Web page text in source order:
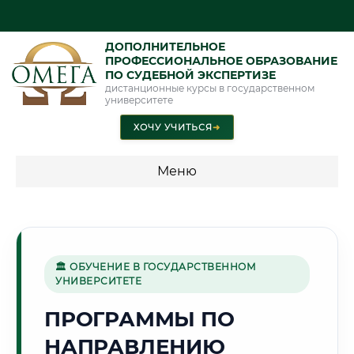
ДОПОЛНИТЕЛЬНОЕ
ПРОФЕССИОНАЛЬНОЕ ОБРАЗОВАНИЕ
ПО СУДЕБНОЙ ЭКСПЕРТИЗЕ
дистанционные курсы в государственном
университете
ХОЧУ УЧИТЬСЯ➜
Меню
специальности"
Стоимость по программам обучения "Судебная экспертиза"
Стоимость по программам обучения "Экспертиза"
🏛 ОБУЧЕНИЕ В ГОСУДАРСТВЕННОМ
УНИВЕРСИТЕТЕ
ПРОГРАММЫ ПО
НАПРАВЛЕНИЮ